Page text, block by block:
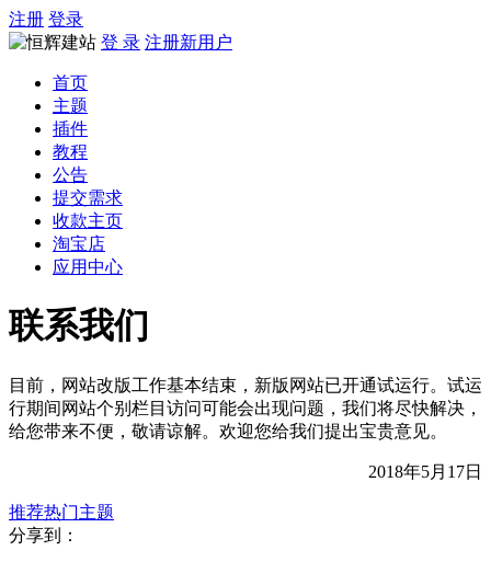
注册 登录
登 录 注册新用户
首页
主题
插件
教程
公告
提交需求
收款主页
淘宝店
应用中心
联系我们
目前，网站改版工作基本结束，新版网站已开通试运行。试运
行期间网站个别栏目访问可能会出现问题，我们将尽快解决，
给您带来不便，敬请谅解。欢迎您给我们提出宝贵意见。
2018年5月17日
推荐热门主题
分享到：